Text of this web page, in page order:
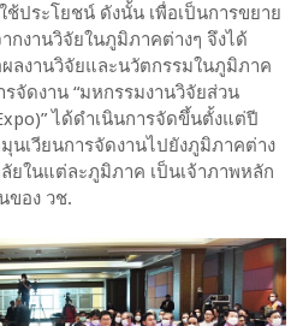
ช้ประโยชน์ ดังนั้น เพื่อเป็นการขยาย
กงานวิจัยในภูมิภาคต่างๆ จึงได้
ลงานวิจัยและนวัตกรรมในภูมิภาค
จัดงาน “มหกรรมงานวิจัยส่วน
ได้ดำเนินการจัดขึ้นตั้งแต่ปี
นเวียนการจัดงานไปยังภูมิภาคต่าง
ยในแต่ละภูมิภาค เป็นเจ้าภาพหลัก
ของ วช.